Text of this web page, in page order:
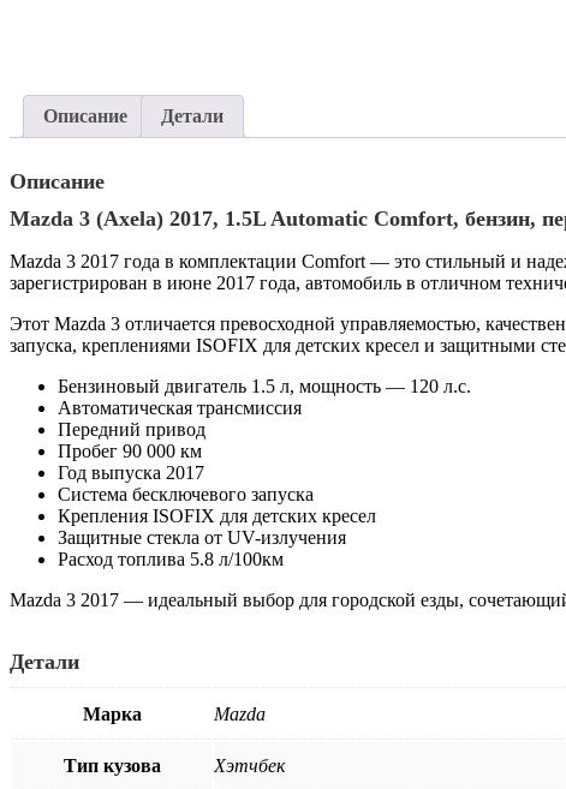
Описание Детали
Описание
Mazda 3 (Axela) 2017, 1.5L Automatic Comfort, бензин,
Mazda 3 2017 года в комплектации Comfort — это стильный и
зарегистрирован в июне 2017 года, автомобиль в отличном
Этот Mazda 3 отличается превосходной управляемостью,
запуска, креплениями ISOFIX для детских кресел и защитными
Бензиновый двигатель 1.5 л, мощность — 120 л.с.
Автоматическая трансмиссия
Передний привод
Пробег 90 000 км
Год выпуска 2017
Система бесключевого запуска
Крепления ISOFIX для детских кресел
Защитные стекла от UV-излучения
Расход топлива 5.8 л/100км
Mazda 3 2017 — идеальный выбор для городской езды,
Детали
Марка Mazda
Тип кузова Хэтчбек